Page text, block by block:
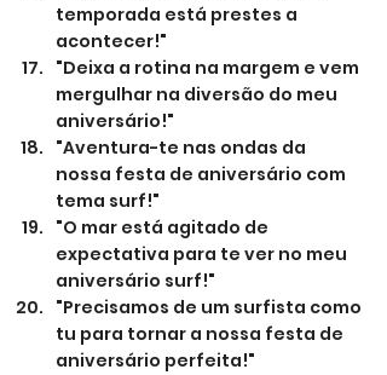
temporada está prestes a
acontecer!"
"Deixa a rotina na margem e vem
mergulhar na diversão do meu
aniversário!"
"Aventura-te nas ondas da
nossa festa de aniversário com
tema surf!"
"O mar está agitado de
expectativa para te ver no meu
aniversário surf!"
"Precisamos de um surfista como
tu para tornar a nossa festa de
aniversário perfeita!"